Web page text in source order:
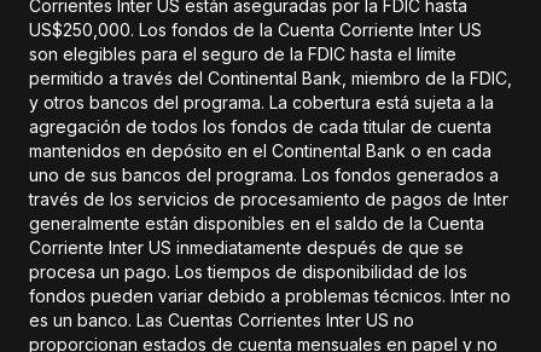
Corrientes Inter US están aseguradas por la FDIC hasta
US$250,000. Los fondos de la Cuenta Corriente Inter US
son elegibles para el seguro de la FDIC hasta el límite
permitido a través del Continental Bank, miembro de la FDIC,
y otros bancos del programa. La cobertura está sujeta a la
agregación de todos los fondos de cada titular de cuenta
mantenidos en depósito en el Continental Bank o en cada
uno de sus bancos del programa. Los fondos generados a
través de los servicios de procesamiento de pagos de Inter
generalmente están disponibles en el saldo de la Cuenta
Corriente Inter US inmediatamente después de que se
procesa un pago. Los tiempos de disponibilidad de los
fondos pueden variar debido a problemas técnicos. Inter no
es un banco. Las Cuentas Corrientes Inter US no
proporcionan estados de cuenta mensuales en papel y no